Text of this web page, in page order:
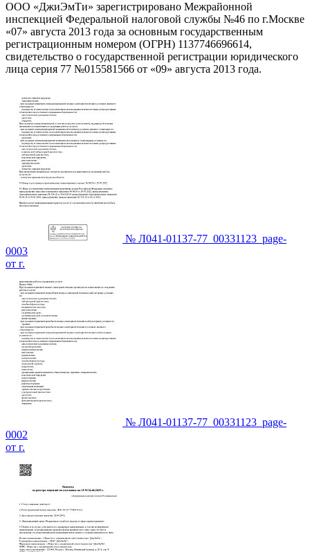
ООО «ДжиЭмТи» зарегистрировано Межрайонной
инспекцией Федеральной налоговой службы №46 по г.Москве
«07» августа 2013 года за основным государственным
регистрационным номером (ОГРН) 1137746696614,
свидетельство о государственной регистрации юридического
лица серия 77 №015581566 от «09» августа 2013 года.
№ Л041-01137-77_00331123_page-
0003
от г.
№ Л041-01137-77_00331123_page-
0002
от г.